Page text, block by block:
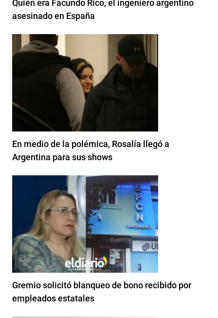
Quién era Facundo Rico, el ingeniero argentino
asesinado en España
En medio de la polémica, Rosalía llegó a
Argentina para sus shows
Gremio solicitó blanqueo de bono recibido por
empleados estatales